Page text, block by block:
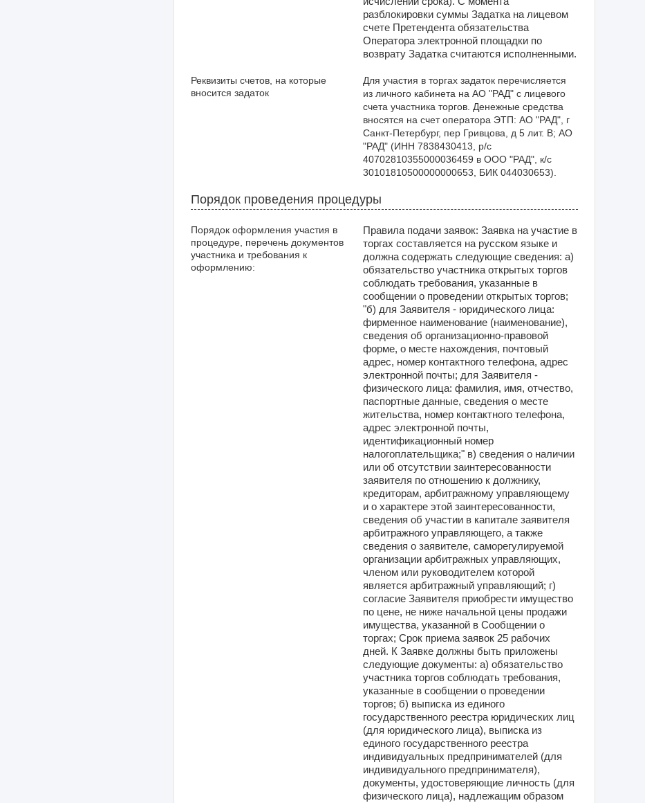
разблокировки суммы Задатка на лицевом
счете Претендента обязательства
Оператора электронной площадки по
возврату Задатка считаются исполненными.
Реквизиты счетов, на которые
вносится задаток
Для участия в торгах задаток перечисляется
из личного кабинета на АО "РАД" с лицевого
счета участника торгов. Денежные средства
вносятся на счет оператора ЭТП: АО "РАД", г
Санкт-Петербург, пер Гривцова, д 5 лит. В; АО
"РАД" (ИНН 7838430413, р/с
40702810355000036459 в ООО "РАД", к/с
30101810500000000653, БИК 044030653).
Порядок проведения процедуры
Порядок оформления участия в
процедуре, перечень документов
участника и требования к
оформлению:
Правила подачи заявок: Заявка на участие в
торгах составляется на русском языке и
должна содержать следующие сведения: а)
обязательство участника открытых торгов
соблюдать требования, указанные в
сообщении о проведении открытых торгов;
"б) для Заявителя - юридического лица:
фирменное наименование (наименование),
сведения об организационно-правовой
форме, о месте нахождения, почтовый
адрес, номер контактного телефона, адрес
электронной почты; для Заявителя -
физического лица: фамилия, имя, отчество,
паспортные данные, сведения о месте
жительства, номер контактного телефона,
адрес электронной почты,
идентификационный номер
налогоплательщика;" в) сведения о наличии
или об отсутствии заинтересованности
заявителя по отношению к должнику,
кредиторам, арбитражному управляющему
и о характере этой заинтересованности,
сведения об участии в капитале заявителя
арбитражного управляющего, а также
сведения о заявителе, саморегулируемой
организации арбитражных управляющих,
членом или руководителем которой
является арбитражный управляющий; г)
согласие Заявителя приобрести имущество
по цене, не ниже начальной цены продажи
имущества, указанной в Сообщении о
торгах; Срок приема заявок 25 рабочих
дней. К Заявке должны быть приложены
следующие документы: а) обязательство
участника торгов соблюдать требования,
указанные в сообщении о проведении
торгов; б) выписка из единого
государственного реестра юридических лиц
(для юридического лица), выписка из
единого государственного реестра
индивидуальных предпринимателей (для
индивидуального предпринимателя),
документы, удостоверяющие личность (для
физического лица), надлежащим образом